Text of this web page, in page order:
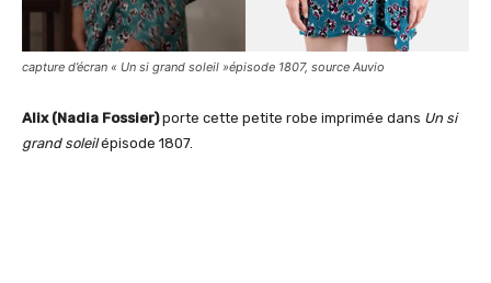
capture d’écran « Un si grand soleil »épisode 1807, source Auvio
Alix (Nadia Fossier)porte cette petite robe imprimée dans Un si
grand soleilépisode 1807.